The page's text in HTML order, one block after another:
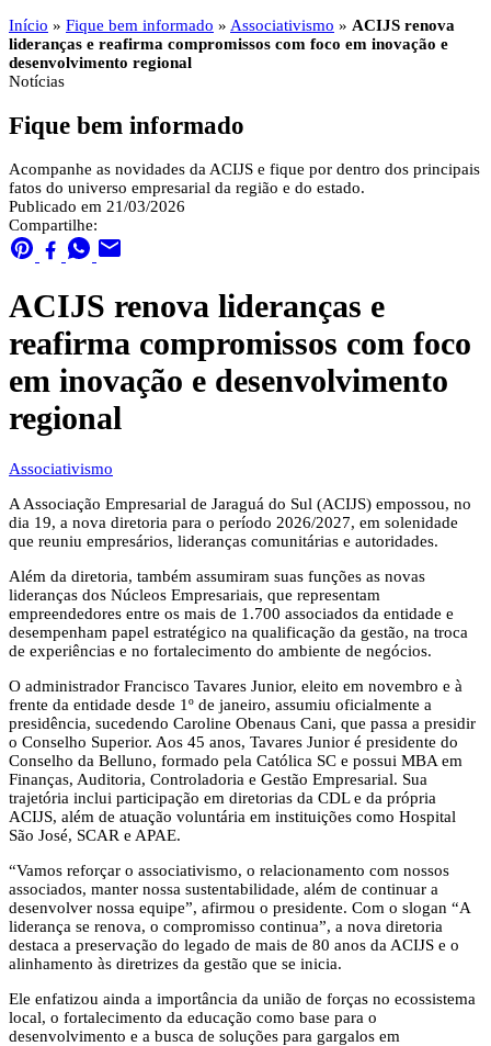
Início » Fique bem informado » Associativismo » ACIJS renova
lideranças e reafirma compromissos com foco em inovação e
desenvolvimento regional
Notícias
Fique bem informado
Acompanhe as novidades da ACIJS e fique por dentro dos principais
fatos do universo empresarial da região e do estado.
Publicado em 21/03/2026
Compartilhe:
ACIJS renova lideranças e
reafirma compromissos com foco
em inovação e desenvolvimento
regional
Associativismo
A Associação Empresarial de Jaraguá do Sul (ACIJS) empossou, no
dia 19, a nova diretoria para o período 2026/2027, em solenidade
que reuniu empresários, lideranças comunitárias e autoridades.
Além da diretoria, também assumiram suas funções as novas
lideranças dos Núcleos Empresariais, que representam
empreendedores entre os mais de 1.700 associados da entidade e
desempenham papel estratégico na qualificação da gestão, na troca
de experiências e no fortalecimento do ambiente de negócios.
O administrador Francisco Tavares Junior, eleito em novembro e à
frente da entidade desde 1º de janeiro, assumiu oficialmente a
presidência, sucedendo Caroline Obenaus Cani, que passa a presidir
o Conselho Superior. Aos 45 anos, Tavares Junior é presidente do
Conselho da Belluno, formado pela Católica SC e possui MBA em
Finanças, Auditoria, Controladoria e Gestão Empresarial. Sua
trajetória inclui participação em diretorias da CDL e da própria
ACIJS, além de atuação voluntária em instituições como Hospital
São José, SCAR e APAE.
“Vamos reforçar o associativismo, o relacionamento com nossos
associados, manter nossa sustentabilidade, além de continuar a
desenvolver nossa equipe”, afirmou o presidente. Com o slogan “A
liderança se renova, o compromisso continua”, a nova diretoria
destaca a preservação do legado de mais de 80 anos da ACIJS e o
alinhamento às diretrizes da gestão que se inicia.
Ele enfatizou ainda a importância da união de forças no ecossistema
local, o fortalecimento da educação como base para o
desenvolvimento e a busca de soluções para gargalos em